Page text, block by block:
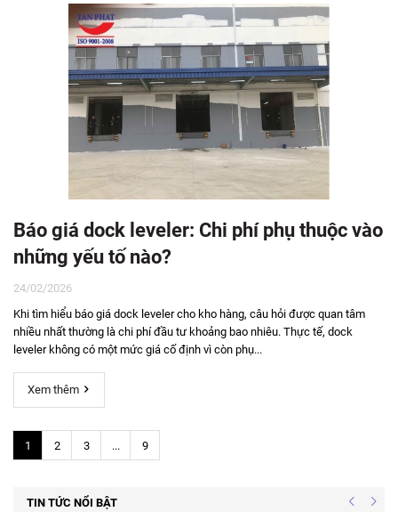
Báo giá dock leveler: Chi phí phụ thuộc vào
những yếu tố nào?
24/02/2026
Khi tìm hiểu báo giá dock leveler cho kho hàng, câu hỏi được quan tâm
nhiều nhất thường là chi phí đầu tư khoảng bao nhiêu. Thực tế, dock
leveler không có một mức giá cố định vì còn phụ...
Xem thêm
1 2 3 ... 9
TIN TỨC NỔI BẬT